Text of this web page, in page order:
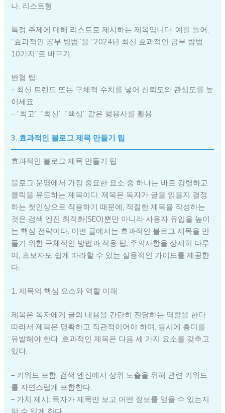
나. 리스트형
특정 주제에 대해 리스트로 제시하는 제목입니다. 예를 들어,
“효과적인 공부 방법”을 “2024년 최신 효과적인 공부 방법
10가지”로 바꾸기.
변형 팁:
– 최신 트렌드 또는 구체적 수치를 넣어 신뢰도와 관심도를 높
이세요.
– “최고”, “최신”, “핵심” 같은 형용사를 활용
3. 효과적인 블로그 제목 만들기 팁
효과적인 블로그 제목 만들기 팁
블로그 운영에서 가장 중요한 요소 중 하나는 바로 강렬하고
클릭을 유도하는 제목이다. 제목은 독자가 글을 읽을지 결정
하는 첫인상으로 작용하기 때문에, 적절한 제목을 작성하는
것은 검색 엔진 최적화(SEO)뿐만 아니라 사용자 유입을 높이
는 핵심 전략이다. 이번 글에서는 효과적인 블로그 제목을 만
들기 위한 구체적인 방법과 적용 팁, 주의사항을 상세히 다루
며, 초보자도 쉽게 따라할 수 있는 실용적인 가이드를 제공한
다.
1. 제목의 핵심 요소와 역할 이해
제목은 독자에게 글의 내용을 간단히 전달하는 역할을 한다.
따라서 제목은 명확하고 직관적이어야 하며, 동시에 흥미를
유발해야 한다. 효과적인 제목은 다음 세 가지 요소를 갖추고
있다.
– 키워드 포함: 검색 엔진에서 상위 노출을 위해 관련 키워드
를 자연스럽게 포함한다.
– 가치 제시: 독자가 제목만 보고 어떤 정보를 얻을 수 있는지
알 수 있게 한다.